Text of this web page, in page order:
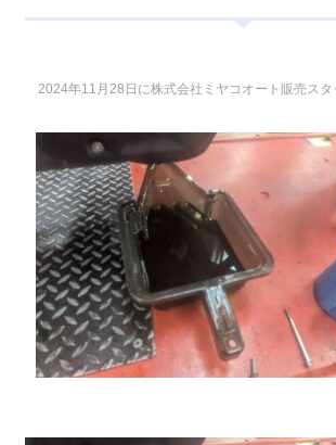
2024年11月28日に株式会社ミヤコオート販売ス